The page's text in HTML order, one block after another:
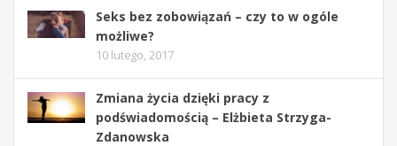
Seks bez zobowiązań – czy to w ogóle
możliwe?
10 lutego, 2017
Zmiana życia dzięki pracy z
podświadomością – Elżbieta Strzyga-
Zdanowska